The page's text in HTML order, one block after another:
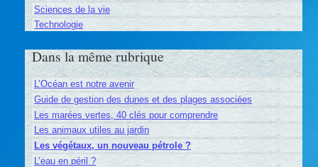
Sciences de la vie
Technologie
Dans la même rubrique
L’Océan est notre avenir
Guide de gestion des dunes et des plages associées
Les marées vertes, 40 clés pour comprendre
Les animaux utiles au jardin
Les végétaux, un nouveau pétrole ?
L’eau en péril ?